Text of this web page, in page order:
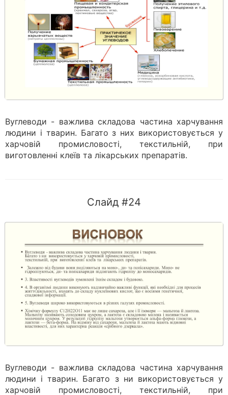
Вуглеводи - важлива складова частина харчування
людини і тварин. Багато з них використовується у
харчовій промисловості, текстильній, при
виготовленні клеїв та лікарських препаратів.
Слайд #24
Вуглеводи - важлива складова частина харчування
людини і тварин. Багато з ни використовується у
харчовій промисловості, текстильній, при